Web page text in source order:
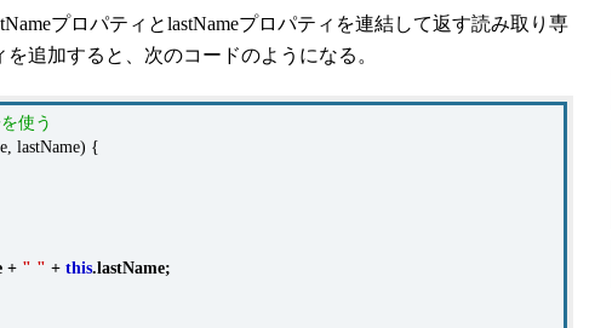
プロパティとlastNameプロパティを連結して返す読み取り専
を追加すると、次のコードのようになる。
使う
lastName) {
+ " " + this.lastName;